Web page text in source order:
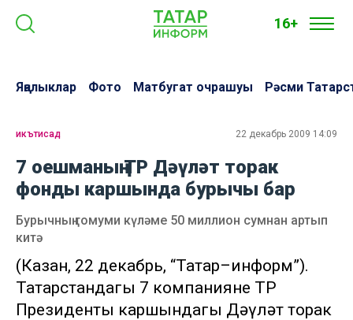
16+
Яңалыклар Фото Матбугат очрашуы Рәсми
икътисад 22 декабрь 2009 14:09
7 оешманың ТР Дәүләт торак
фонды каршында бурычы бар
Бурычның гомуми күләме 50 миллион сумнан артып
китә
(Казан, 22 декабрь, “Татар–информ”).
Татарстандагы 7 компаниянең ТР
Президенты каршындагы Дәүләт торак